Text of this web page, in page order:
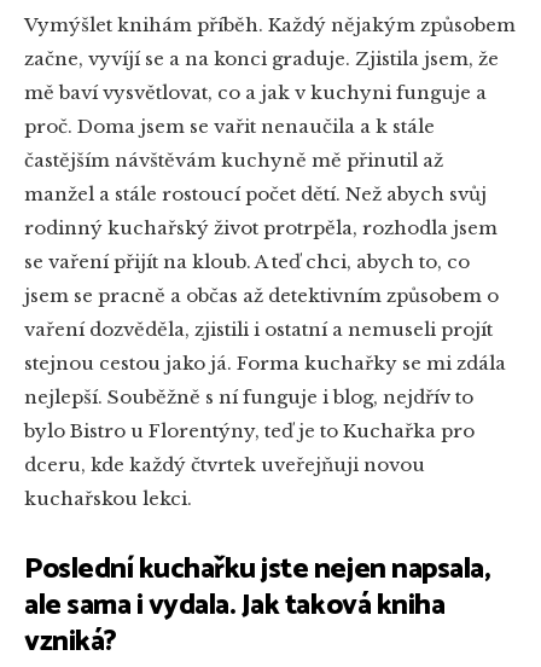
Vymýšlet knihám příběh. Každý nějakým způsobem
začne, vyvíjí se a na konci graduje. Zjistila jsem, že
mě baví vysvětlovat, co a jak v kuchyni funguje a
proč. Doma jsem se vařit nenaučila a k stále
častějším návštěvám kuchyně mě přinutil až
manžel a stále rostoucí počet dětí. Než abych svůj
rodinný kuchařský život protrpěla, rozhodla jsem
se vaření přijít na kloub. A teď chci, abych to, co
jsem se pracně a občas až detektivním způsobem o
vaření dozvěděla, zjistili i ostatní a nemuseli projít
stejnou cestou jako já. Forma kuchařky se mi zdála
nejlepší. Souběžně s ní funguje i blog, nejdřív to
bylo Bistro u Florentýny, teď je to Kuchařka pro
dceru, kde každý čtvrtek uveřejňuji novou
kuchařskou lekci.
Poslední kuchařku jste nejen napsala,
ale sama i vydala. Jak taková kniha
vzniká?